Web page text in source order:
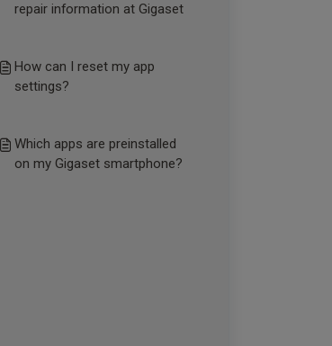
repair information at Gigaset
How can I reset my app
settings?
Which apps are preinstalled
on my Gigaset smartphone?